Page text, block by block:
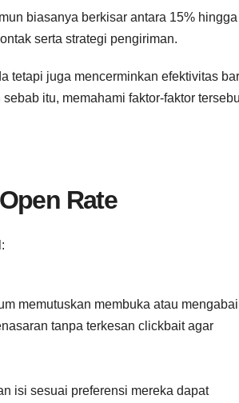
biasanya berkisar antara 15% hingga
serta strategi pengiriman.
tetapi juga mencerminkan efektivitas
itu, memahami faktor-faktor
Rate
memutuskan membuka atau
tanpa terkesan clickbait agar
isi sesuai preferensi mereka dapat